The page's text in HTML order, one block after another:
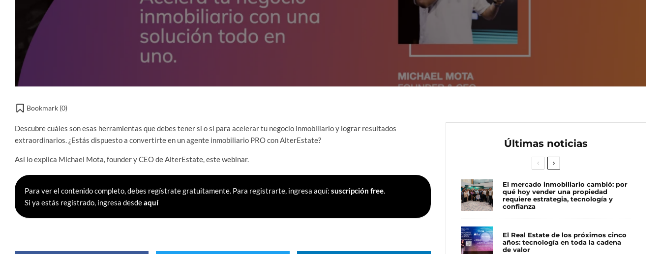
Bookmark (0)
Descubre cuáles son esas herramientas que debes tener si o si para acelerar tu negocio inmobiliario y lograr resultados
extraordinarios. ¿Estás dispuesto a convertirte en un agente inmobiliario PRO con AlterEstate?
Así lo explica Michael Mota, founder y CEO de AlterEstate, este webinar.
Para ver el contenido completo, debes regístrate gratuitamente. Para registrarte, ingresa aquí: suscripción free.
Si ya estás registrado, ingresa desdeaquí
Últimas noticias
El mercado inmobiliario cambió: por
qué hoy vender una propiedad
requiere estrategia, tecnología y
confianza
El Real Estate de los próximos cinco
años: tecnología en toda la cadena
de valor